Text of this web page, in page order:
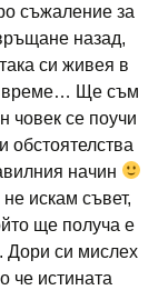
съжаление за
назад,
си живея в
време… Ще съм
човек се поучи
обстоятелства
начин
искам съвет,
ще получа е
Дори си мислех
че истината